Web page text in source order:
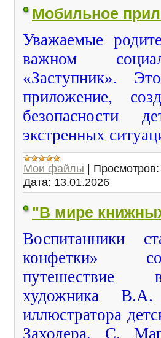
Мобильное
️Уважаемые
важном
«Заступник».
приложение,
безопасности
экстренных
Мои файлы | Просмотров:
Дата: 13.01.2026
"В мире
Воспитанники
конфетки»
художника В.А.
иллюстратора
Заходера, С.